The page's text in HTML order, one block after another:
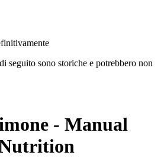
seguito sono storiche e potrebbero non
- Manual